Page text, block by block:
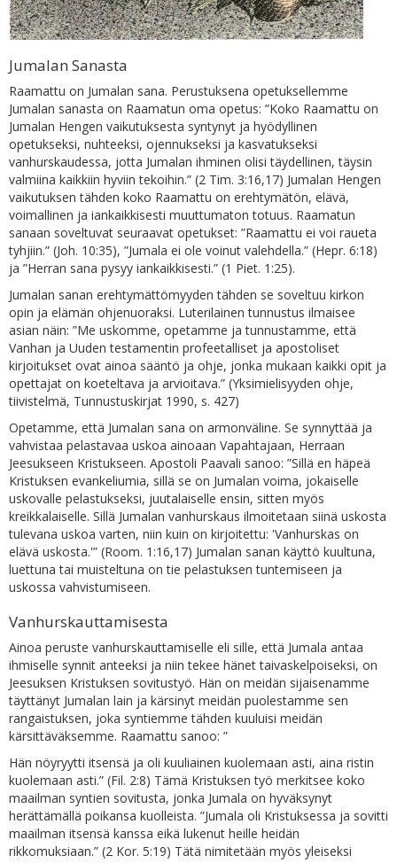
Jumalan Sanasta
Raamattu on Jumalan sana. Perustuksena opetuksellemme
Jumalan sanasta on Raamatun oma opetus: ”Koko Raamattu on
Jumalan Hengen vaikutuksesta syntynyt ja hyödyllinen
opetukseksi, nuhteeksi, ojennukseksi ja kasvatukseksi
vanhurskaudessa, jotta Jumalan ihminen olisi täydellinen, täysin
valmiina kaikkiin hyviin tekoihin.” (2 Tim. 3:16,17) Jumalan Hengen
vaikutuksen tähden koko Raamattu on erehtymätön, elävä,
voimallinen ja iankaikkisesti muuttumaton totuus. Raamatun
sanaan soveltuvat seuraavat opetukset: ”Raamattu ei voi raueta
tyhjiin.” (Joh. 10:35), ”Jumala ei ole voinut valehdella.” (Hepr. 6:18)
ja ”Herran sana pysyy iankaikkisesti.” (1 Piet. 1:25).
Jumalan sanan erehtymättömyyden tähden se soveltuu kirkon
opin ja elämän ohjenuoraksi. Luterilainen tunnustus ilmaisee
asian näin: ”Me uskomme, opetamme ja tunnustamme, että
Vanhan ja Uuden testamentin profeetalliset ja apostoliset
kirjoitukset ovat ainoa sääntö ja ohje, jonka mukaan kaikki opit ja
opettajat on koeteltava ja arvioitava.” (Yksimielisyyden ohje,
tiivistelmä, Tunnustuskirjat 1990, s. 427)
Opetamme, että Jumalan sana on armonväline. Se synnyttää ja
vahvistaa pelastavaa uskoa ainoaan Vapahtajaan, Herraan
Jeesukseen Kristukseen. Apostoli Paavali sanoo: ”Sillä en häpeä
Kristuksen evankeliumia, sillä se on Jumalan voima, jokaiselle
uskovalle pelastukseksi, juutalaiselle ensin, sitten myös
kreikkalaiselle. Sillä Jumalan vanhurskaus ilmoitetaan siinä uskosta
tulevana uskoa varten, niin kuin on kirjoitettu: 'Vanhurskas on
elävä uskosta.'” (Room. 1:16,17) Jumalan sanan käyttö kuultuna,
luettuna tai muisteltuna on tie pelastuksen tuntemiseen ja
uskossa vahvistumiseen.
Vanhurskauttamisesta
Ainoa peruste vanhurskauttamiselle eli sille, että Jumala antaa
ihmiselle synnit anteeksi ja niin tekee hänet taivaskelpoiseksi, on
Jeesuksen Kristuksen sovitustyö. Hän on meidän sijaisenamme
täyttänyt Jumalan lain ja kärsinyt meidän puolestamme sen
rangaistuksen, joka syntiemme tähden kuuluisi meidän
kärsittäväksemme. Raamattu sanoo: ”
Hän nöyryytti itsensä ja oli kuuliainen kuolemaan asti, aina ristin
kuolemaan asti.” (Fil. 2:8) Tämä Kristuksen työ merkitsee koko
maailman syntien sovitusta, jonka Jumala on hyväksynyt
herättämällä poikansa kuolleista. ”Jumala oli Kristuksessa ja sovitti
maailman itsensä kanssa eikä lukenut heille heidän
rikkomuksiaan.” (2 Kor. 5:19) Tätä nimitetään myös yleiseksi